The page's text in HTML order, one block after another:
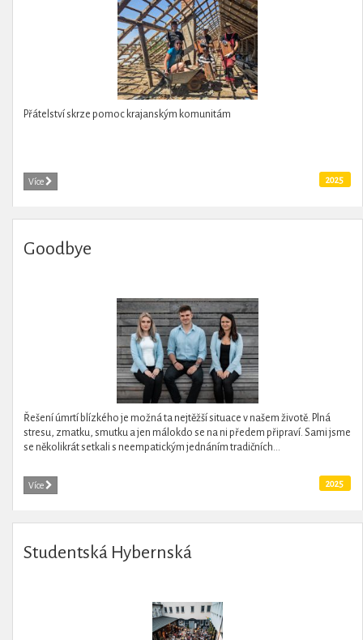
Přátelství skrze pomoc krajanským komunitám
Více 2025
Goodbye
Řešení úmrtí blízkého je možná ta nejtěžší situace v našem životě. Plná
stresu, zmatku, smutku a jen málokdo se na ni předem připraví. Sami jsme
se několikrát setkali s neempatickým jednáním tradičních...
Více 2025
Studentská Hybernská